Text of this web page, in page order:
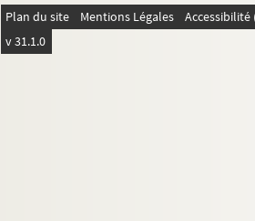
Plan du site Mentions Légales
v 31.1.0